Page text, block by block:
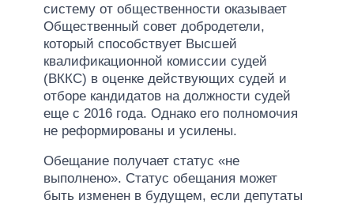
систему от общественности оказывает
Общественный совет добродетели,
который способствует Высшей
квалификационной комиссии судей
(ВККС) в оценке действующих судей и
отборе кандидатов на должности судей
еще с 2016 года. Однако его полномочия
не реформированы и усилены.
Обещание получает статус «не
выполнено». Статус обещания может
быть изменен в будущем, если депутаты